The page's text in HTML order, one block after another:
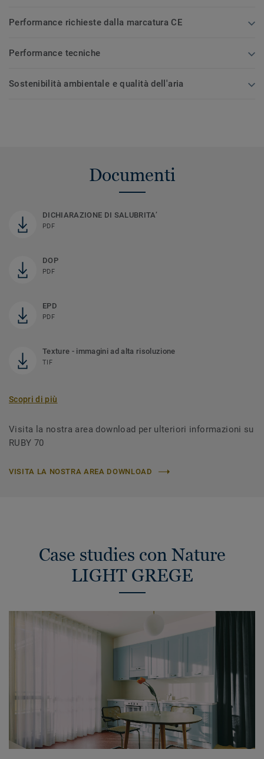
Performance richieste dalla marcatura CE
Performance tecniche
Sostenibilità ambientale e qualità dell'aria
Documenti
DICHIARAZIONE DI SALUBRITA’
PDF
DOP
PDF
EPD
PDF
Texture - immagini ad alta risoluzione
TIF
Scopri di più
Visita la nostra area download per ulteriori informazioni su
RUBY 70
VISITA LA NOSTRA AREA DOWNLOAD
Case studies con Nature
LIGHT GREGE